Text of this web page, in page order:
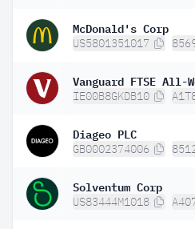
McDonald's Corp
US5801351017
IE00B8GKDB10
Diageo PLC
GB0002374006
Solventum Corp
US83444M1018